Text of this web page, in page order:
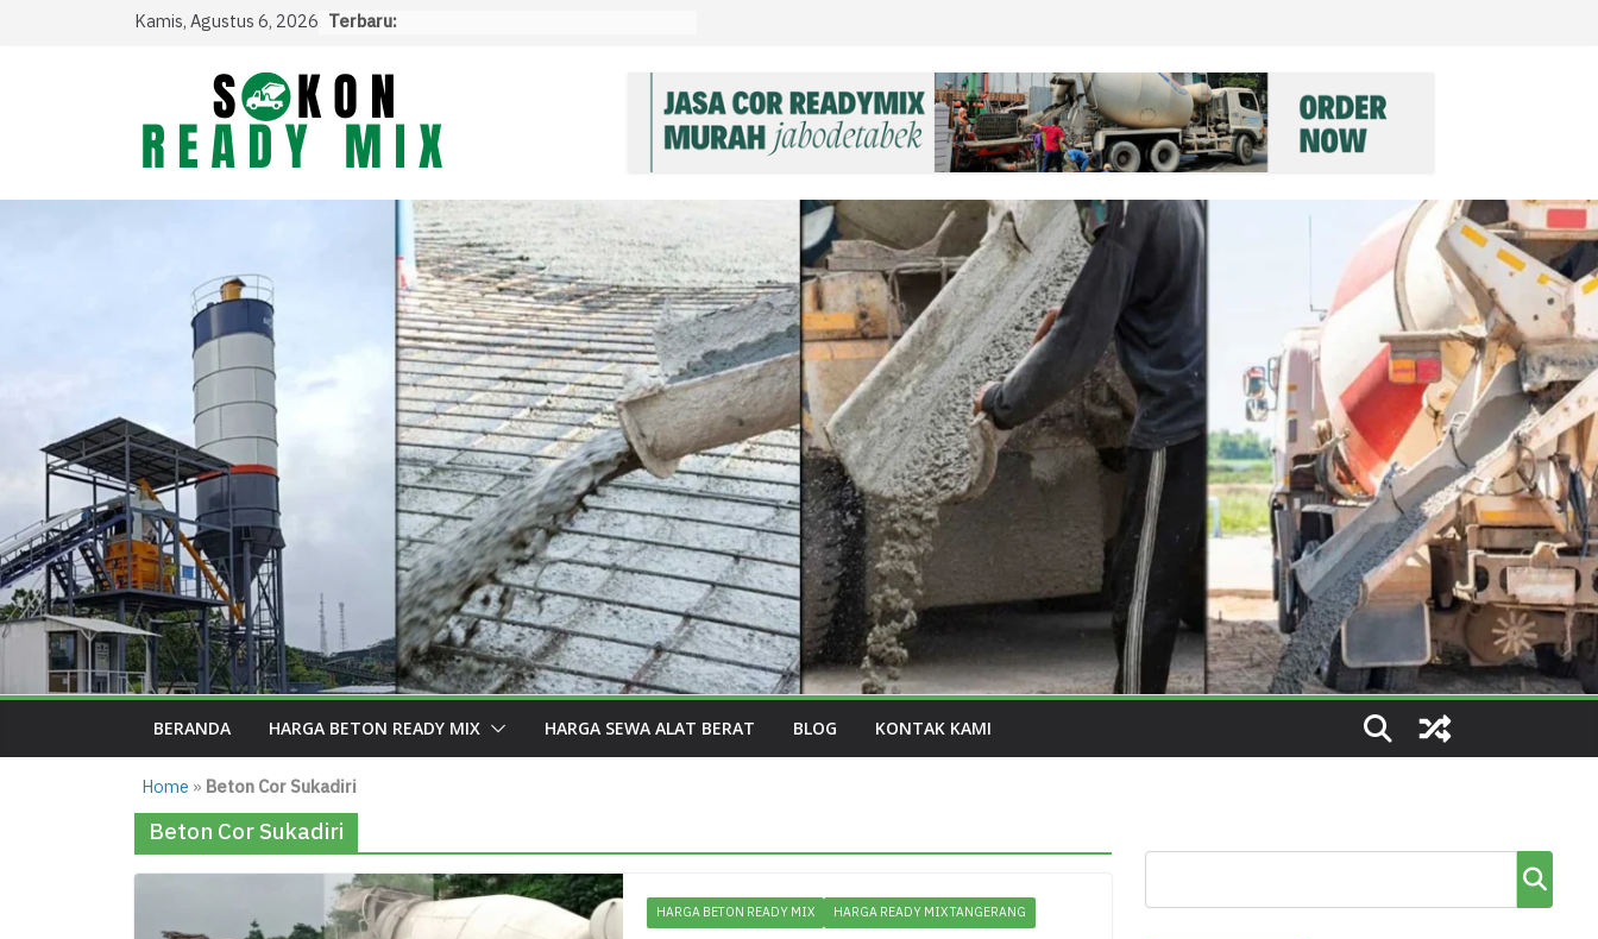
Kamis, Agustus 6, 2026 Terbaru:
BERANDA HARGA BETON READY MIX HARGA SEWA ALAT BERAT BLOG KONTAK KAMI
Home » Beton Cor Sukadiri
Beton Cor Sukadiri
HARGA BETON READY MIX HARGA READY MIX TANGERANG
Cari